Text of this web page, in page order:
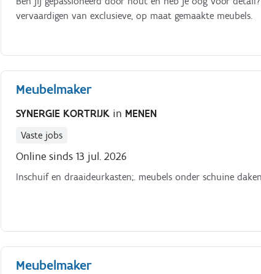
vervaardigen van exclusieve, op maat gemaakte meubels.
Meubelmaker
SYNERGIE KORTRIJK in MENEN
Vaste jobs
Online sinds 13 jul. 2026
Inschuif en draaideurkasten;. meubels onder schuine
Meubelmaker